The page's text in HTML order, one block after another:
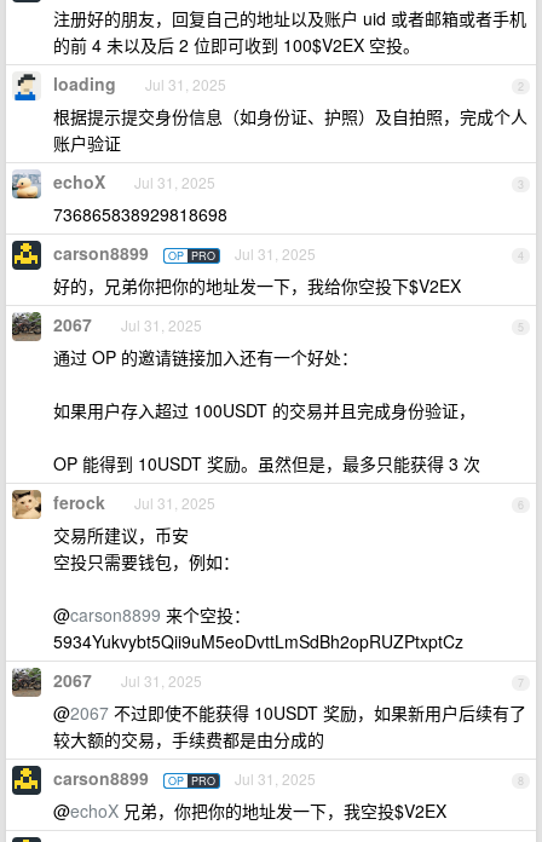
注册好的朋友，回复自己的地址以及账户 uid 或者邮箱或者手机
的前 4 未以及后 2 位即可收到 100$V2EX 空投。
2
loading Jul 31, 2025
根据提示提交身份信息（如身份证、护照）及自拍照，完成个人
账户验证
3
echoX Jul 31, 2025
736865838929818698
4
carson8899 OP PRO Jul 31, 2025
好的，兄弟你把你的地址发一下，我给你空投下$V2EX
5
2067 Jul 31, 2025
通过 OP 的邀请链接加入还有一个好处：
如果用户存入超过 100USDT 的交易并且完成身份验证，
OP 能得到 10USDT 奖励。虽然但是，最多只能获得 3 次
6
ferock Jul 31, 2025
交易所建议，币安
空投只需要钱包，例如：
@carson8899 来个空投：
5934Yukvybt5Qii9uM5eoDvttLmSdBh2opRUZPtxptCz
7
2067 Jul 31, 2025
@2067 不过即使不能获得 10USDT 奖励，如果新用户后续有了
较大额的交易，手续费都是由分成的
8
carson8899 OP PRO Jul 31, 2025
@echoX 兄弟，你把你的地址发一下，我空投$V2EX